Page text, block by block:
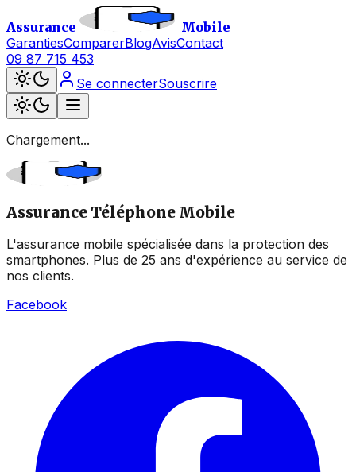
Assurance
Mobile
GarantiesComparerBlogAvisContact
09 87 715 453
Se connecterSouscrire
Chargement...
Assurance Téléphone Mobile
L'assurance mobile spécialisée dans la protection des
smartphones. Plus de 25 ans d'expérience au service de
nos clients.
Facebook